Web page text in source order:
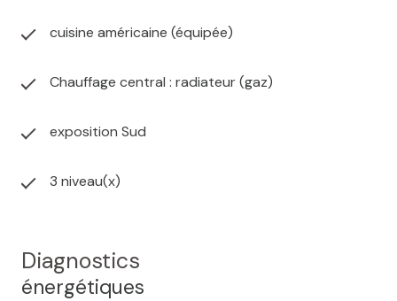
cuisine américaine (équipée)
Chauffage central : radiateur (gaz)
exposition Sud
3 niveau(x)
Diagnostics
énergétiques